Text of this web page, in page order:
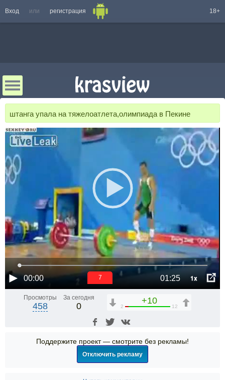
Вход или регистрация 18+
штанга упала на тяжелоатлета,олимпиада в Пекине
00:00 01:25 1x
6
Просмотры
458
За сегодня
0
+10
2 12
Поддержите проект — смотрите без рекламы!
Отключить рекламу